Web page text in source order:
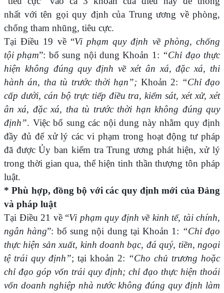
nhất với tên gọi quy định của Trung ương về phòng,
chống tham nhũng, tiêu cực.
Tại Điều 19 về “Vi phạm quy định về phòng, chống
tội phạm”: bổ sung nội dung Khoản 1: “Chỉ đạo thực
hiện không đúng quy định về xét ân xá, đặc xá, thi
hành án, tha tù trước thời hạn”; Khoản 2: “Chỉ đạo
cấp dưới, cán bộ trực tiếp điều tra, kiểm sát, xét xử, xét
ân xá, đặc xá, tha tù trước thời hạn không đúng quy
định”. Việc bổ sung các nội dung này nhằm quy định
đầy đủ để xử lý các vi phạm trong hoạt động tư pháp
đã được Ủy ban kiểm tra Trung ương phát hiện, xử lý
trong thời gian qua, thể hiện tinh thần thượng tôn pháp
luật.
* Phù hợp, đồng bộ với các quy định mới của Đảng
và pháp luật
Tại Điều 21 về “Vi phạm quy định về kinh tế, tài chính,
ngân hàng”: bổ sung nội dung tại Khoản 1: “Chỉ đạo
thực hiện sản xuất, kinh doanh bạc, đá quý, tiền, ngoại
tệ trái quy định”; tại khoản 2: “Cho chủ trương hoặc
chỉ đạo góp vốn trái quy định; chỉ đạo thực hiện thoái
vốn doanh nghiệp nhà nước không đúng quy định làm